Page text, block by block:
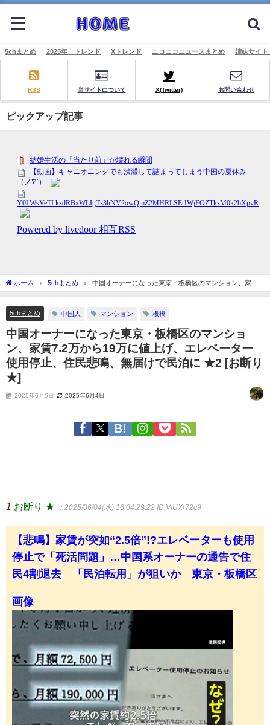
5chまとめ 2025年 トレンド Xトレンド ニコニコニュースまとめ 姉妹サイ
RSS 当サイトについて X(Twitter) お問い合わせ
ピックアップ記事
ホーム 5chまとめ
中国オーナーになった東京・板橋区のマンション、家賃
7.2万から19万に値上げ、エレベーター使用停止、住民悲鳴、無届けで民泊に ★2 [お断
5chまとめ
中国人 マンション 板橋
中国オーナーになった東京・板橋区のマンショ
ン、家賃7.2万から19万に値上げ、エレベーター
使用停止、住民悲鳴、無届けで民泊に ★2 [お断り
★]
2025年6月5日 2025年6月4日
1 お断り ★ ：2025/06/04(水) 16:04:29.22 ID:VIUXr72c9
【悲鳴】家賃が突如“2.5倍”!?エレベーターも使用
停止で「死活問題」…中国系オーナーの通告で住
民4割退去 「民泊転用」が狙いか 東京・板橋区
画像